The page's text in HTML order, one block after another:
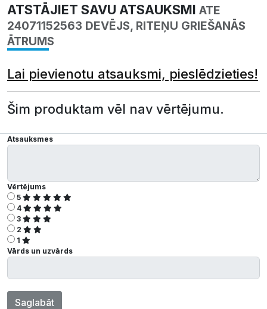
ATSTĀJIET SAVU ATSAUKSMI ATE
24071152563 DEVĒJS, RITEŅU GRIEŠANĀS
ĀTRUMS
Lai pievienotu atsauksmi, pieslēdzieties!
Šim produktam vēl nav vērtējumu.
Atsauksmes
Vērtējums
5
4
3
2
1
Vārds un uzvārds
Saglabāt